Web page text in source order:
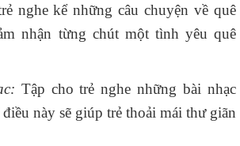
nghe kể những câu chuyện về quê
nhận từng chút một tình yêu quê
Tập cho trẻ nghe những bài nhạc
này sẽ giúp trẻ thoải mái thư giãn